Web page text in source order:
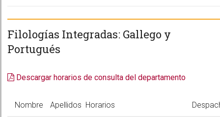
Filologías Integradas: Gallego y
Portugués
Descargar horarios de consulta del departamento
Nombre Apellidos Horarios